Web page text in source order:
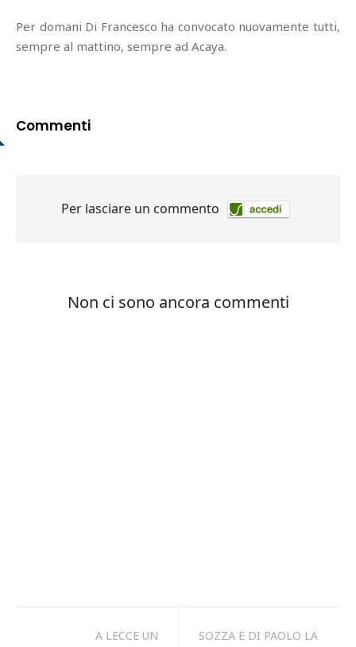
Per domani Di Francesco ha convocato nuovamente tutti,
sempre al mattino, sempre ad Acaya.
Commenti
A LECCE UN
SOZZA E DI PAOLO LA